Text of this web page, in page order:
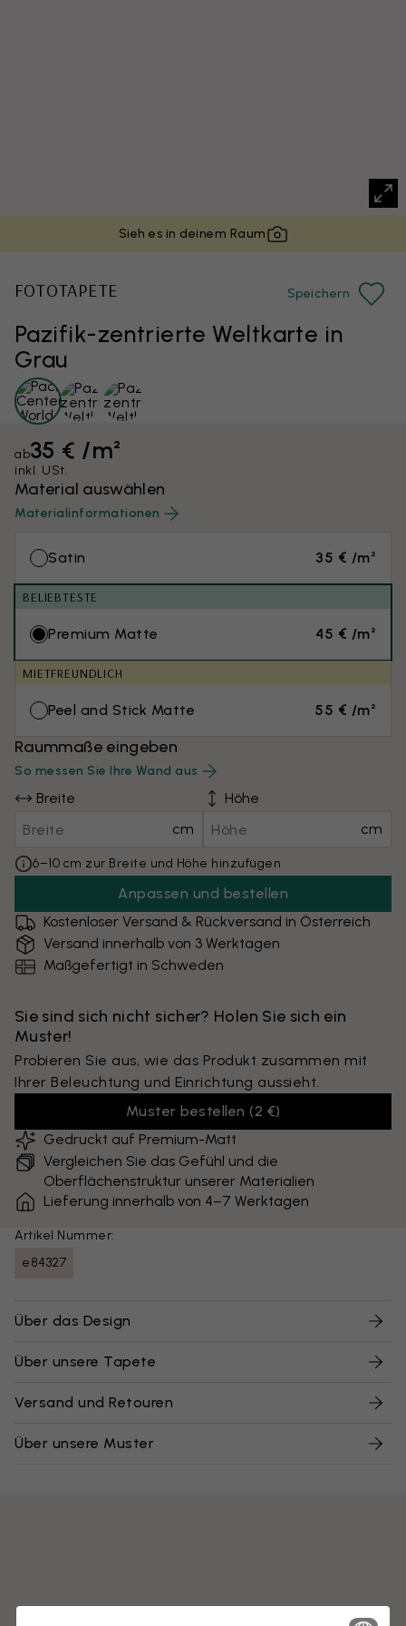
Sieh es in deinem Raum
Pazifik-zentrierte Weltkarte in
Grau
FOTOTAPETE Speichern
ab35 € /m²
inkl. USt.
Material auswählen
Materialinformationen
Satin 35 € /m²
BELIEBTESTE
Premium Matte 45 € /m²
MIETFREUNDLICH
Peel and Stick Matte 55 € /m²
Raummaße eingeben
So messen Sie Ihre Wand aus
Breite
cm
Höhe
cm
6–10 cm zur Breite und Höhe hinzufügen
Anpassen und bestellen
Kostenloser Versand & Rückversand in Österreich
Versand innerhalb von 3 Werktagen
Maßgefertigt in Schweden
Sie sind sich nicht sicher? Holen Sie sich ein
Muster!
Probieren Sie aus, wie das Produkt zusammen mit
Ihrer Beleuchtung und Einrichtung aussieht.
Muster bestellen (2 €)
Gedruckt auf Premium-Matt
Vergleichen Sie das Gefühl und die
Oberflächenstruktur unserer Materialien
Lieferung innerhalb von 4–7 Werktagen
Artikel Nummer:
e84327
Über das Design
Über unsere Tapete
Versand und Retouren
Über unsere Muster